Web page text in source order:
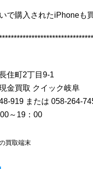
で購入されたiPhoneも
住町2丁目9-1
金買取 クイック岐阜
919 または 058-264-
～19：00
買取端末